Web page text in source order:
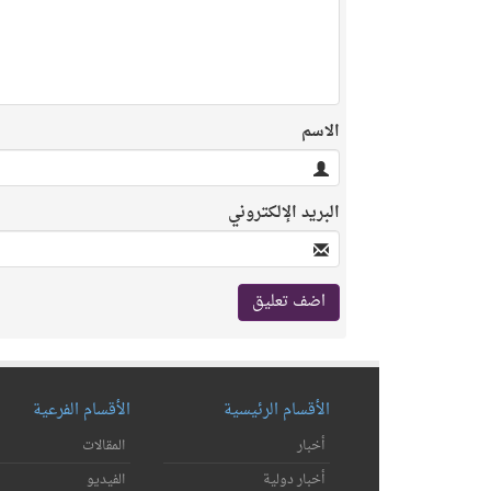
الاسم
البريد الإلكتروني
الأقسام الرئيسية
أخبار
أخبار دولية
الأقسام الفرعية
المقالات
الفيديو